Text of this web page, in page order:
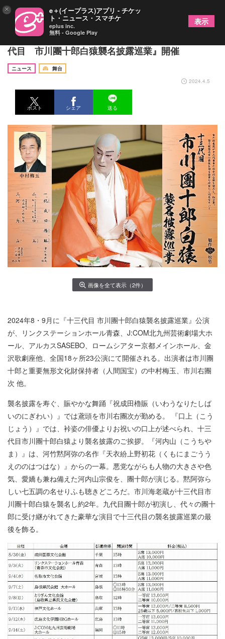
市川團十郎、中村梅玉、市川右團次ら出演 『十三
代目 市川團十郎白猿襲名披露巡業』開催
ニュース
舞台
2024.4.5
ポスト シェア 送る
画像を全て表示（2件）
2024年8・9月に『十三代目 市川團十郎白猿襲名披露巡業』公演
が、リンクステーションホール青森、J:COM北九州芸術劇場大ホ
ール、アルカスSASEBO、ロームシアター京都メインホール、金
沢歌劇座他、全国18ヶ所23公演にて開催される。出演者は市川團
十郎と重要無形文化財保持者（人間国宝）の中村梅玉、市川右團
次 他。
襲名披露を寿ぐ、賑やかな舞踊『祝成田櫓賑（いわうなりたしば
いのにぎわい）』では鳶頭を市川右團次が勤める。 『口上（こう
じょう）』では、裃姿の俳優よりお祝いの口上が述べられ、十三
代目市川團十郎白猿より襲名披露のご挨拶。『河内山（こうちや
ま）』は、河竹黙阿弥の名作『天衣紛上野初花（くもにまごうう
えののはつはな）』からの一幕。悪党ながらも人物の大きさや色
気、愛嬌も兼ね備えた河内山宗俊を、團十郎が演じる。黙阿弥ら
しい七五調の名せりふも聴きどころだ。市川海老蔵が十三代目市
川團十郎白猿を襲名し約2年。九代目團十郎が初演し、代々の團十
郎に受け継がれてきた豪華な演目で十三代目の襲名披露巡業の最
後を飾る。
× e＋(イープラス)アプリ - チケッ
ト・ニュース・スマチケ
eplus inc.
無料 - Google Play
表示